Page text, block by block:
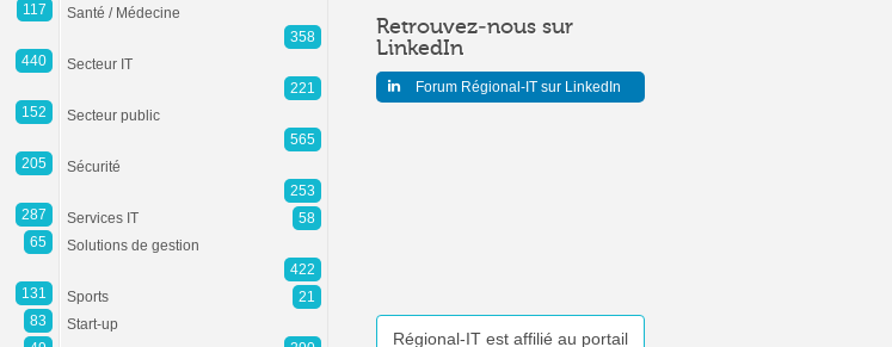
Retrouvez-nous sur
LinkedIn
Forum Régional-IT sur LinkedIn
Régional-IT est affilié au portail
117
440
152
205
287
65
131
83
Santé / Médecine
358
Secteur IT
221
Secteur public
565
Sécurité
253
Services IT
58
Solutions de gestion
422
Sports
21
Start-up